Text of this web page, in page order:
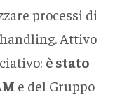
processi di
Attivo
è stato
e del Gruppo